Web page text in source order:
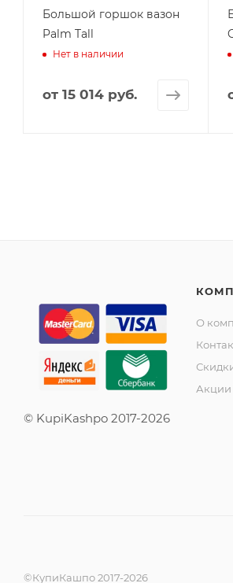
Большой горшок вазон
Palm Tall
Нет в наличии
от 15 014 руб.
© KupiKashpo 2017-2026
О
Акции
©КупиКашпо 2017-2026